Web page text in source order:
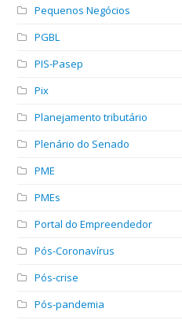
Pequenos Negócios
PGBL
PIS-Pasep
Pix
Planejamento tributário
Plenário do Senado
PME
PMEs
Portal do Empreendedor
Pós-Coronavírus
Pós-crise
Pós-pandemia